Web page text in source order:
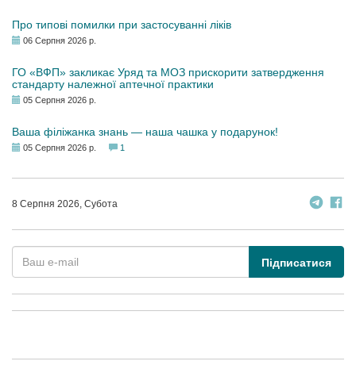
Про типові помилки при застосуванні ліків
06 Серпня 2026 р.
ГО «ВФП» закликає Уряд та МОЗ прискорити затвердження
стандарту належної аптечної практики
05 Серпня 2026 р.
Ваша філіжанка знань — наша чашка у подарунок!
05 Серпня 2026 р. 1
8 Серпня 2026, Субота
Підписатися